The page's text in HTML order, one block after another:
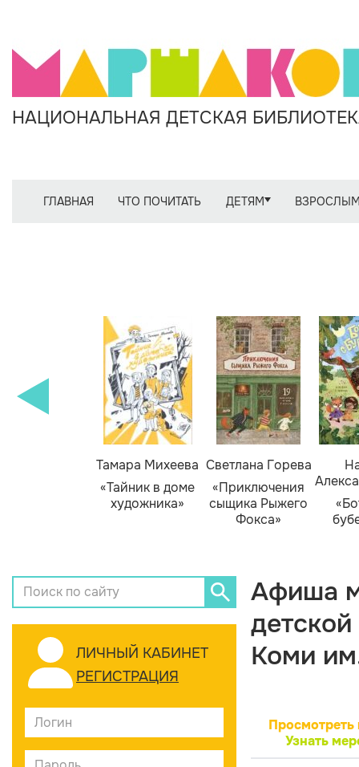
НАЦИОНАЛЬНАЯ ДЕТСКАЯ
ГЛАВНАЯ ЧТО ПОЧИТАТЬ ДЕТЯМ
Тамара Михеева
«Тайник в доме
художника»
Светлана Горева
«Приключения
сыщика Рыжего
Фокса»
ЛИЧНЫЙ КАБИНЕТ
РЕГИСТРАЦИЯ
Афиша
Коми
Просмотреть
Узнать